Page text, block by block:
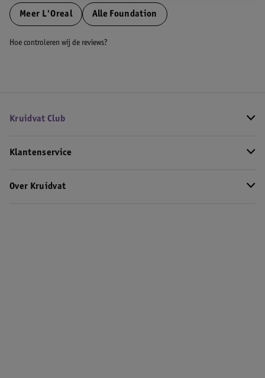
Meer L'Oreal Alle Foundation
Hoe controleren wij de reviews?
Kruidvat Club
Klantenservice
Over Kruidvat